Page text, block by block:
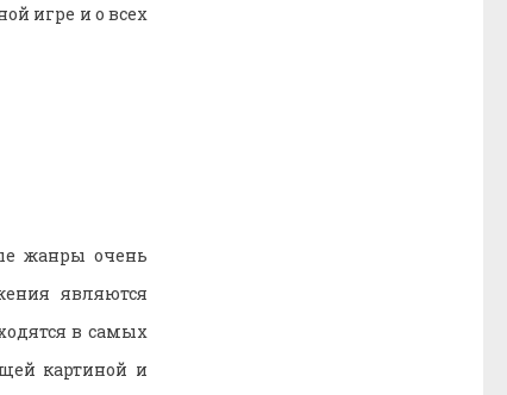
игре и о всех
жанры очень
являются
в самых
картиной и